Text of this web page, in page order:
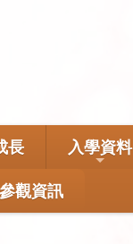
長 入學資料
觀資訊